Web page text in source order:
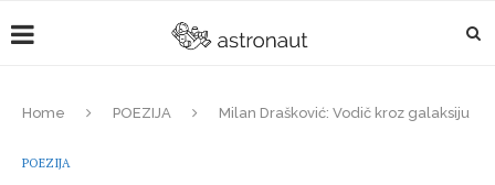
Home POEZIJA Milan Drašković: Vodič kroz galaksiju
POEZIJA